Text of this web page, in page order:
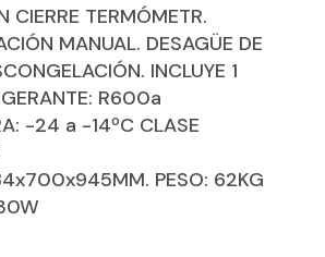
CIERRE TERMÓMETR.
MANUAL. DESAGÜE DE
INCLUYE 1
R600a
-24 a -14ºC CLASE
PESO: 62KG